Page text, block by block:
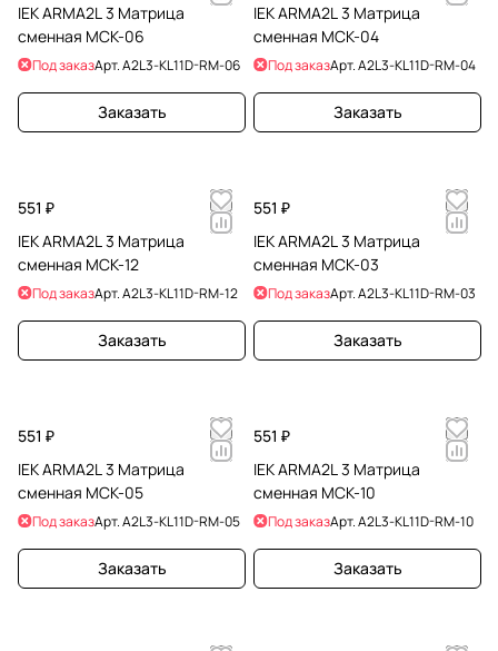
IEK ARMA2L 3 Матрица
сменная МСК-06
Под заказАрт.A2L3-KL11D-RM-06
Заказать
IEK ARMA2L 3 Матрица
сменная МСК-04
Под заказАрт.A2L3-KL11D-RM-04
Заказать
551 ₽
IEK ARMA2L 3 Матрица
сменная МСК-12
Под заказАрт.A2L3-KL11D-RM-12
Заказать
551 ₽
IEK ARMA2L 3 Матрица
сменная МСК-03
Под заказАрт.A2L3-KL11D-RM-03
Заказать
551 ₽
IEK ARMA2L 3 Матрица
сменная МСК-05
Под заказАрт.A2L3-KL11D-RM-05
Заказать
551 ₽
IEK ARMA2L 3 Матрица
сменная МСК-10
Под заказАрт.A2L3-KL11D-RM-10
Заказать